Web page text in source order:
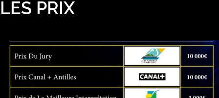
LES PRIX